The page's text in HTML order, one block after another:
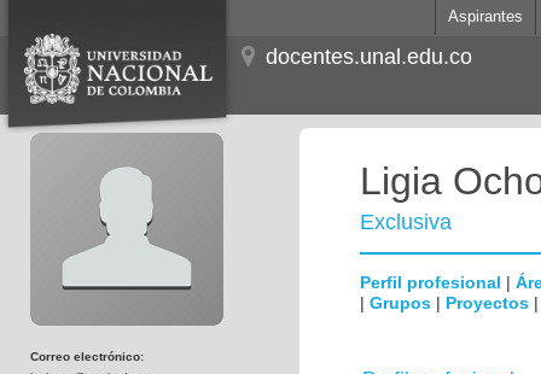
Aspirantes
docentes.unal.edu.co
Correo electrónico:
Ligia
Exclusiva
Perfil profesional |
| Grupos | Proyectos